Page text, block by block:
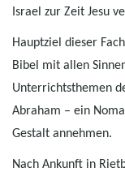
Israel zur Zeit Jesu
Hauptziel dieser
Bibel mit allen
Unterrichtsthemen
Abraham – ein
Gestalt annehmen.
Nach Ankunft in